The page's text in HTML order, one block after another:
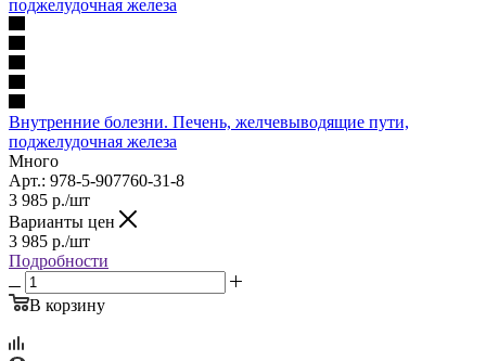
Внутренние болезни. Печень, желчевыводящие пути,
поджелудочная железа
Много
Арт.: 978-5-907760-31-8
3 985 р./шт
Варианты цен
3 985 р./шт
Подробности
В корзину